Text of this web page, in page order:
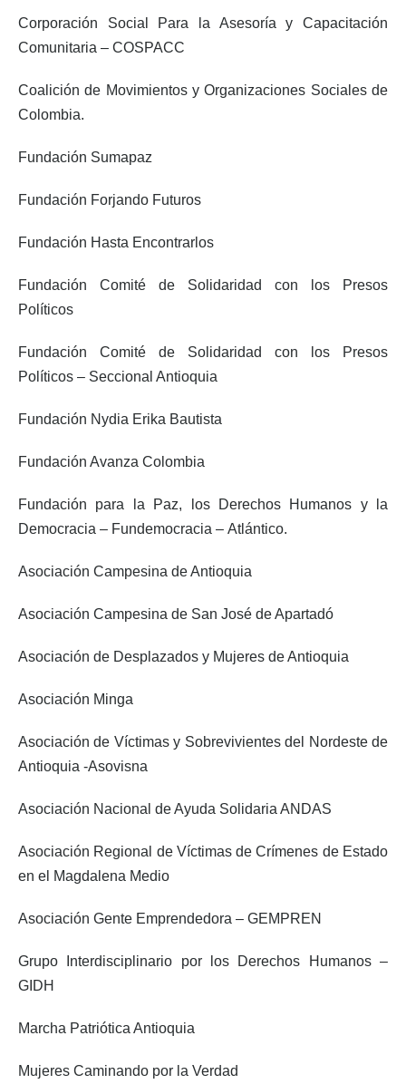
Corporación Social Para la Asesoría y Capacitación
Comunitaria – COSPACC
Coalición de Movimientos y Organizaciones Sociales de
Colombia.
Fundación Sumapaz
Fundación Forjando Futuros
Fundación Hasta Encontrarlos
Fundación Comité de Solidaridad con los Presos
Políticos
Fundación Comité de Solidaridad con los Presos
Políticos – Seccional Antioquia
Fundación Nydia Erika Bautista
Fundación Avanza Colombia
Fundación para la Paz, los Derechos Humanos y la
Democracia – Fundemocracia – Atlántico.
Asociación Campesina de Antioquia
Asociación Campesina de San José de Apartadó
Asociación de Desplazados y Mujeres de Antioquia
Asociación Minga
Asociación de Víctimas y Sobrevivientes del Nordeste de
Antioquia -Asovisna
Asociación Nacional de Ayuda Solidaria ANDAS
Asociación Regional de Víctimas de Crímenes de Estado
en el Magdalena Medio
Asociación Gente Emprendedora – GEMPREN
Grupo Interdisciplinario por los Derechos Humanos –
GIDH
Marcha Patriótica Antioquia
Mujeres Caminando por la Verdad